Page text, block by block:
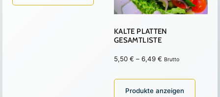
KALTE PLATTEN
GESAMTLISTE
5,50 € – 6,49 €Preisspanne:
bis
6,49 €
Brutto
Produkte anzeigen